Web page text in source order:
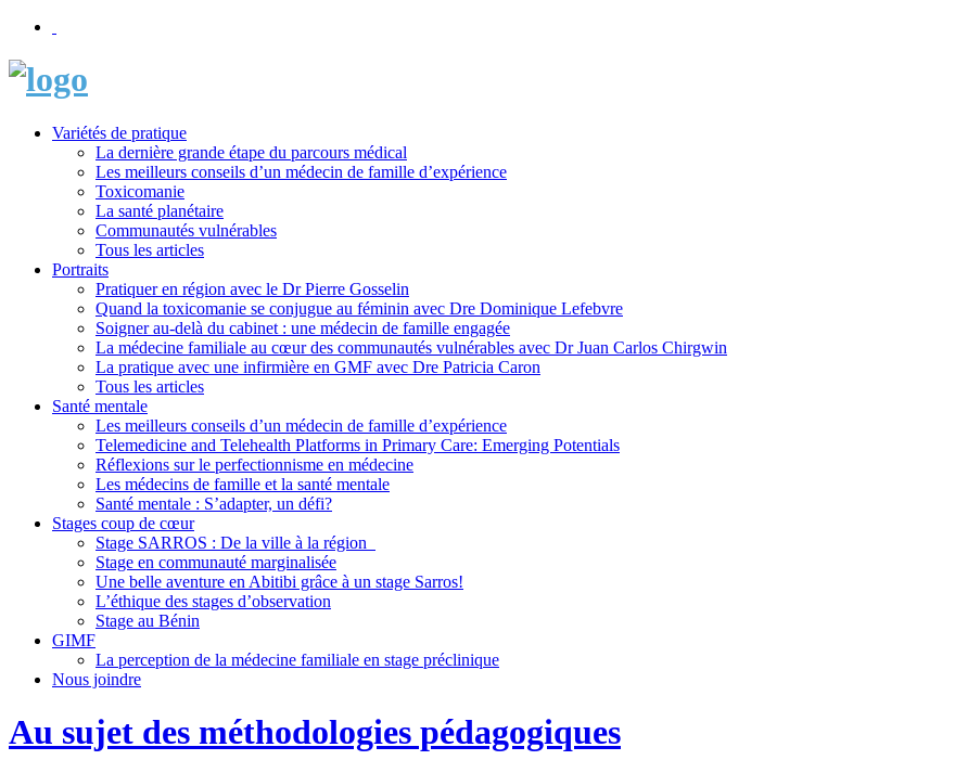
Variétés de pratique
La dernière grande étape du parcours médical
Les meilleurs conseils d’un médecin de famille d’expérience
Toxicomanie
La santé planétaire
Communautés vulnérables
Tous les articles
Portraits
Pratiquer en région avec le Dr Pierre Gosselin
Quand la toxicomanie se conjugue au féminin avec Dre Dominique Lefebvre
Soigner au-delà du cabinet : une médecin de famille engagée
La médecine familiale au cœur des communautés vulnérables avec Dr Juan Carlos Chirgwin
La pratique avec une infirmière en GMF avec Dre Patricia Caron
Tous les articles
Santé mentale
Les meilleurs conseils d’un médecin de famille d’expérience
Telemedicine and Telehealth Platforms in Primary Care: Emerging Potentials
Réflexions sur le perfectionnisme en médecine
Les médecins de famille et la santé mentale
Santé mentale : S’adapter, un défi?
Stages coup de cœur
Stage SARROS : De la ville à la région
Stage en communauté marginalisée
Une belle aventure en Abitibi grâce à un stage Sarros!
L’éthique des stages d’observation
Stage au Bénin
GIMF
La perception de la médecine familiale en stage préclinique
Nous joindre
Au sujet des méthodologies pédagogiques